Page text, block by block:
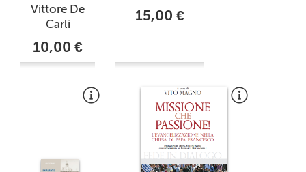
Vittore De
Carli
10,00 €
15,00 €